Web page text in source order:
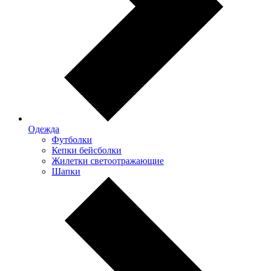
Одежда
Футболки
Кепки бейсболки
Жилетки светоотражающие
Шапки